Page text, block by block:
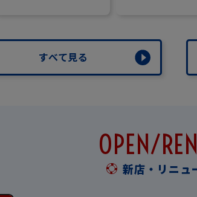
すべて見る
OPEN/
新店・リニュ